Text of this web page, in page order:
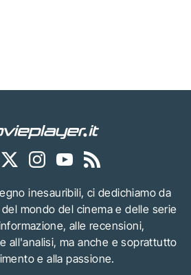
inesauribili, ci dedichiamo da
mondo del cinema e delle serie
alle recensioni,
all'analisi, ma anche e soprattutto
e alla passione.